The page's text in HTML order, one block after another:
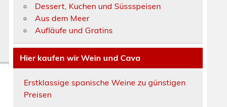
Dessert, Kuchen und Süssspeisen
Aus dem Meer
Aufläufe und Gratins
Hier kaufen wir Wein und Cava
Erstklassige spanische Weine zu günstigen
Preisen